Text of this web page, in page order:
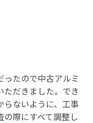
ったので中古アルミ
ただきました。でき
らないように、工事
の際にすべて調整し